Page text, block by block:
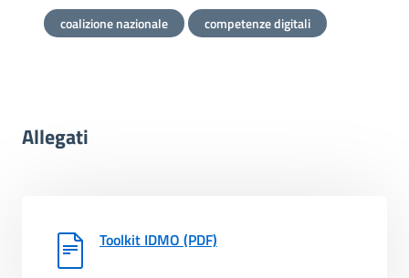
coalizione nazionale competenze digitali
Allegati
Toolkit IDMO (PDF)